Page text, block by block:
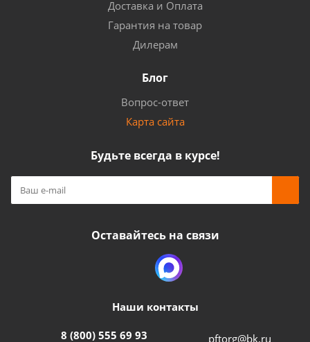
Доставка и Оплата
Гарантия на товар
Дилерам
Блог
Вопрос-ответ
Карта сайта
Будьте всегда в курсе!
Оставайтесь на связи
Наши контакты
8 (800) 555 69 93 pftorg@bk.ru